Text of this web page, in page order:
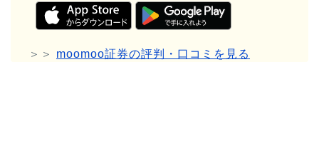
＞＞ moomoo証券の評判・口コミを見る